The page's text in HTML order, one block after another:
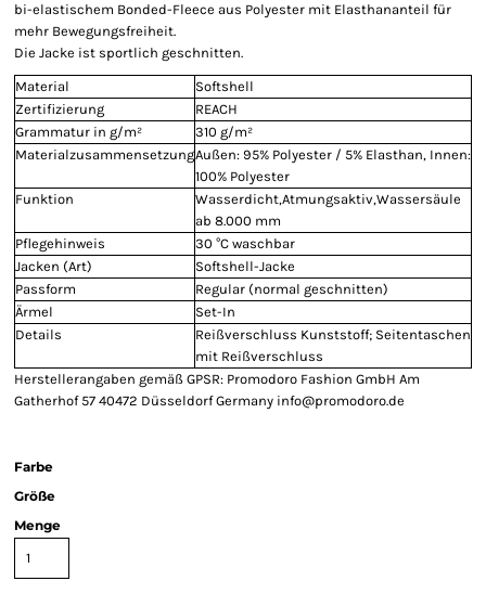
bi-elastischem Bonded-Fleece aus Polyester mit Elasthananteil für
mehr Bewegungsfreiheit.
Die Jacke ist sportlich geschnitten.
Material
Softshell
Zertifizierung
REACH
Grammatur in g/m²
310 g/m²
MaterialzusammensetzungAußen: 95% Polyester / 5% Elasthan, Innen:
100% Polyester
Funktion
Wasserdicht,Atmungsaktiv,Wassersäule
ab 8.000 mm
Pflegehinweis
30 °C waschbar
Jacken (Art)
Softshell-Jacke
Passform
Regular (normal geschnitten)
Ärmel
Set-In
Details
Reißverschluss Kunststoff; Seitentaschen
mit Reißverschluss
Herstellerangaben gemäß GPSR: Promodoro Fashion GmbH Am
Gatherhof 57 40472 Düsseldorf Germany info@promodoro.de
Farbe
Größe
Menge